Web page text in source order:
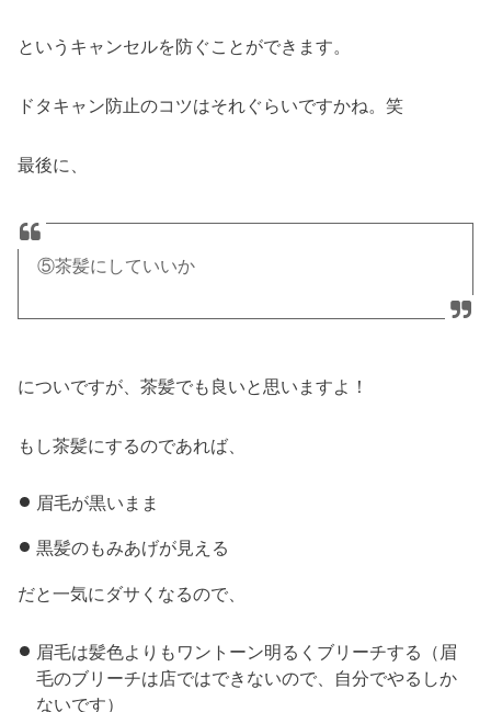
というキャンセルを防ぐことができます。
ドタキャン防止のコツはそれぐらいですかね。笑
最後に、
⑤茶髪にしていいか
についですが、茶髪でも良いと思いますよ！
もし茶髪にするのであれば、
眉毛が黒いまま
黒髪のもみあげが見える
だと一気にダサくなるので、
眉毛は髪色よりもワントーン明るくブリーチする（眉
毛のブリーチは店ではできないので、自分でやるしか
ないです）